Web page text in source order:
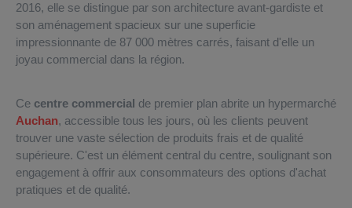
2016, elle se distingue par son architecture avant-gardiste et
son aménagement spacieux sur une superficie
impressionnante de 87 000 mètres carrés, faisant d'elle un
joyau commercial dans la région.
Ce centre commercial de premier plan abrite un hypermarché
Auchan, accessible tous les jours, où les clients peuvent
trouver une vaste sélection de produits frais et de qualité
supérieure. C'est un élément central du centre, soulignant son
engagement à offrir aux consommateurs des options d'achat
pratiques et de qualité.